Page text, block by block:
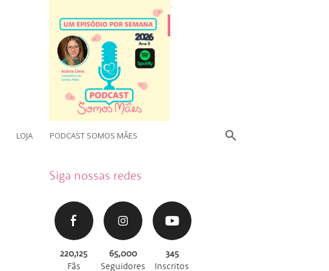
.
LOJA PODCAST SOMOS MÃES
Siga nossas redes
220,125
Fãs
65,000
Seguidores
345
Inscritos